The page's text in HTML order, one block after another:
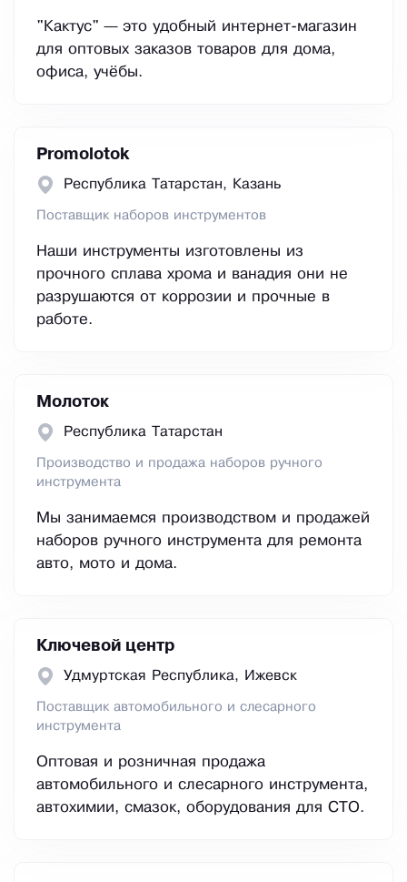
"Кактус" — это удобный интернет-магазин
для оптовых заказов товаров для дома,
офиса, учёбы.
Promolotok
Республика Татарстан, Казань
Поставщик наборов инструментов
Наши инструменты изготовлены из
прочного сплава хрома и ванадия они не
разрушаются от коррозии и прочные в
работе.
Молоток
Республика Татарстан
Производство и продажа наборов ручного
инструмента
Мы занимаемся производством и продажей
наборов ручного инструмента для ремонта
авто, мото и дома.
Ключевой центр
Удмуртская Республика, Ижевск
Поставщик автомобильного и слесарного
инструмента
Оптовая и розничная продажа
автомобильного и слесарного инструмента,
автохимии, смазок, оборудования для СТО.